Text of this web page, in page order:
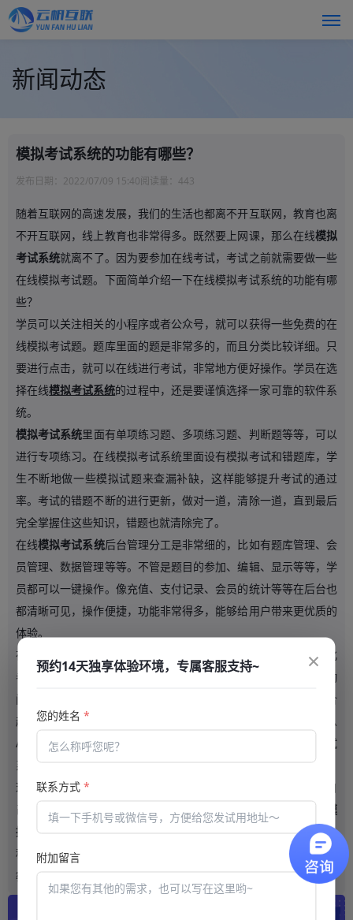
新闻动态
模拟考试系统的功能有哪些？
发布日期： 2022/07/09 15:40阅读量： 443
随着互联网的高速发展，我们的生活也都离不开互联网，教育也离
不开互联网，线上教育也非常得多。既然要上网课，那么在线模拟
考试系统就离不了。因为要参加在线考试，考试之前就需要做一些
在线模拟考试题。下面简单介绍一下在线模拟考试系统的功能有哪
些？
学员可以关注相关的小程序或者公众号，就可以获得一些免费的在
线模拟考试题。题库里面的题是非常多的，而且分类比较详细。只
要进行点击，就可以在线进行考试，非常地方便好操作。学员在选
择在线模拟考试系统的过程中，还是要谨慎选择一家可靠的软件系
统。
模拟考试系统里面有单项练习题、多项练习题、判断题等等，可以
进行专项练习。在线模拟考试系统里面设有模拟考试和错题库，学
生不断地做一些模拟试题来查漏补缺，这样能够提升考试的通过
率。考试的错题不断的进行更新，做对一道，清除一道，直到最后
完全掌握住这些知识，错题也就清除完了。
在线模拟考试系统后台管理分工是非常细的，比如有题库管理、会
员管理、数据管理等等。不管是题目的参加、编辑、显示等等，学
员都可以一键操作。像充值、支付记录、会员的统计等等在后台也
都清晰可见，操作便捷，功能非常得多，能够给用户带来更优质的
体验。
在线
改变了利用纸考试的传统方式，它实现了无纸化
考试，效率非常的高，成本非常的低。在线模拟考试系统能够自动
阅卷，节省了批卷老师的精力。在线模拟考试系统能够把错题集合
起来，方便学员复习。在线模拟考试系统其实是不需要安装什么
APP的，直接关注一个公众号就能够在线模拟考试。在线模拟考试
系统还能够对成绩进行排序，不需要人工进行统计。
现在是一个信息化的时代，学生希望通过查漏补缺的方式来弥补自
己的薄弱环节，而教师则希望进一步提高自己的教学效果。在线
模
拟考试系统
的出现，为教师和学生提供了一个双赢的机会，它以一
种新型的考试方式为基础，能够提升学生的学习效率，也能够提高
教师的教学效果。
×
预约14天独享体验环境，专属客服支持~
您的姓名*
联系方式*
附加留言